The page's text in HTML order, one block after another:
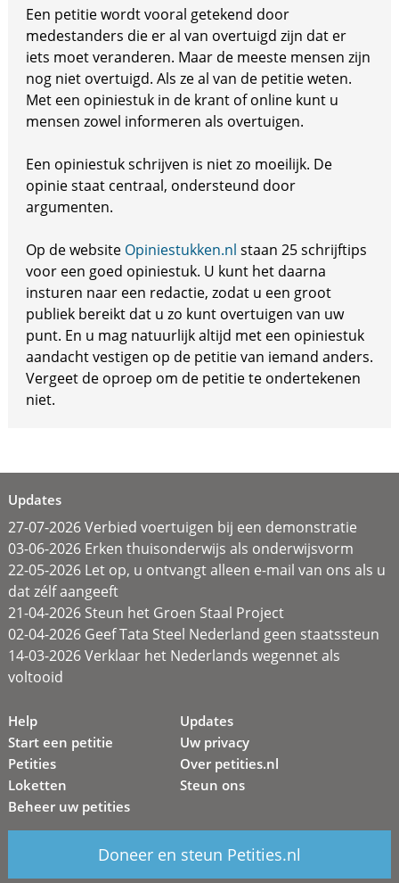
Een petitie wordt vooral getekend door
medestanders die er al van overtuigd zijn dat er
iets moet veranderen. Maar de meeste mensen zijn
nog niet overtuigd. Als ze al van de petitie weten.
Met een opiniestuk in de krant of online kunt u
mensen zowel informeren als overtuigen.
Een opiniestuk schrijven is niet zo moeilijk. De
opinie staat centraal, ondersteund door
argumenten.
Op de website Opiniestukken.nl staan 25 schrijftips
voor een goed opiniestuk. U kunt het daarna
insturen naar een redactie, zodat u een groot
publiek bereikt dat u zo kunt overtuigen van uw
punt. En u mag natuurlijk altijd met een opiniestuk
aandacht vestigen op de petitie van iemand anders.
Vergeet de oproep om de petitie te ondertekenen
niet.
Updates
27-07-2026 Verbied voertuigen bij een demonstratie
03-06-2026 Erken thuisonderwijs als onderwijsvorm
22-05-2026 Let op, u ontvangt alleen e-mail van ons als u
dat zélf aangeeft
21-04-2026 Steun het Groen Staal Project
02-04-2026 Geef Tata Steel Nederland geen staatssteun
14-03-2026 Verklaar het Nederlands wegennet als
voltooid
Help
Start een petitie
Petities
Loketten
Beheer uw petities
Updates
Uw privacy
Over petities.nl
Steun ons
Doneer en steun Petities.nl